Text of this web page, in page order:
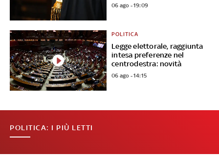
06 ago - 19:09
Legge elettorale, raggiunta
intesa preferenze nel
centrodestra: novità
POLITICA
06 ago - 14:15
POLITICA: I PIÙ LETTI